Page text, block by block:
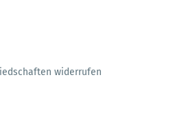
widerrufen